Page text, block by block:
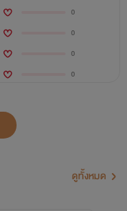
0
0
0
0
ดูทั้งหมด